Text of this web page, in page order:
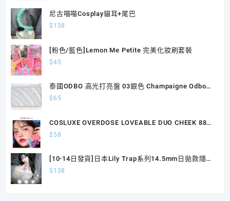
尼古喵喵Cosplay貓耳+尾巴
$ 138
[粉色/藍色]Lemon Me Petite 完美化妝刷套裝
$45
泰國ODBO 高光打亮盤 03銀色 Champaigne Odbo
Glowing Skin Highlighter 4.5g
$65
COSLUXE OVERDOSE LOVEABLE DUO CHEEK 88胭
脂
$ 58
[10-14日發貨]日本Lily Trap系列14.5mm日拋款隱形
眼鏡 一盒10片
$ 138